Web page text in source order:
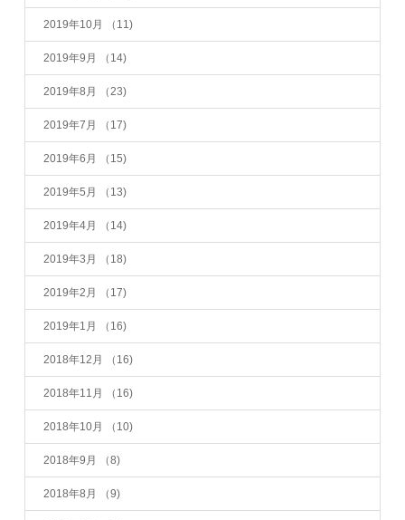
2019年10月 （11)
2019年9月 （14)
2019年8月 （23)
2019年7月 （17)
2019年6月 （15)
2019年5月 （13)
2019年4月 （14)
2019年3月 （18)
2019年2月 （17)
2019年1月 （16)
2018年12月 （16)
2018年11月 （16)
2018年10月 （10)
2018年9月 （8)
2018年8月 （9)